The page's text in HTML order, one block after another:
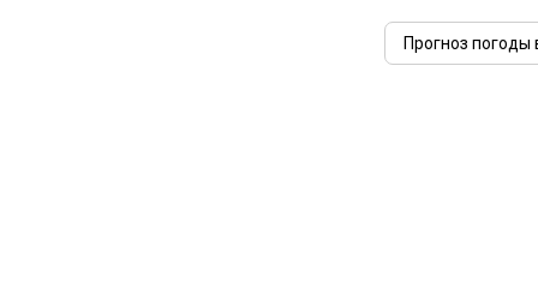
Прогноз